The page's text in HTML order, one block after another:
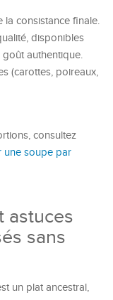
la consistance finale.
disponibles
authentique.
(carottes, poireaux,
consultez
une soupe par
astuces
sans
un plat ancestral,